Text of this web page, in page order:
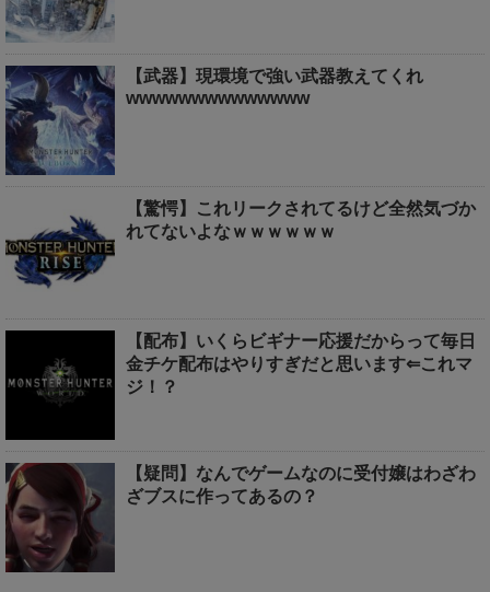
【武器】現環境で強い武器教えてくれ
wwwwwwwwwwwwww
【驚愕】これリークされてるけど全然気づか
れてないよなｗｗｗｗｗｗ
【配布】いくらビギナー応援だからって毎日
金チケ配布はやりすぎだと思います⇐これマ
ジ！？
【疑問】なんでゲームなのに受付嬢はわざわ
ざブスに作ってあるの？